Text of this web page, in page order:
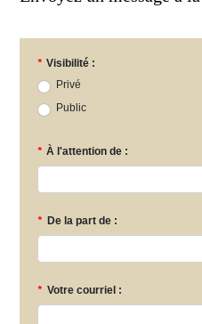
* Visibilité :
Privé
Public
* À l'attention de :
* De la part de :
* Votre courriel :